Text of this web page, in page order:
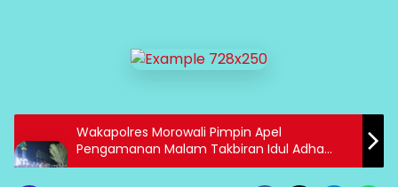
Wakapolres Morowali Pimpin Apel
Pengamanan Malam Takbiran Idul Adha
1447 H, Tekankan Profesionalitas Personel